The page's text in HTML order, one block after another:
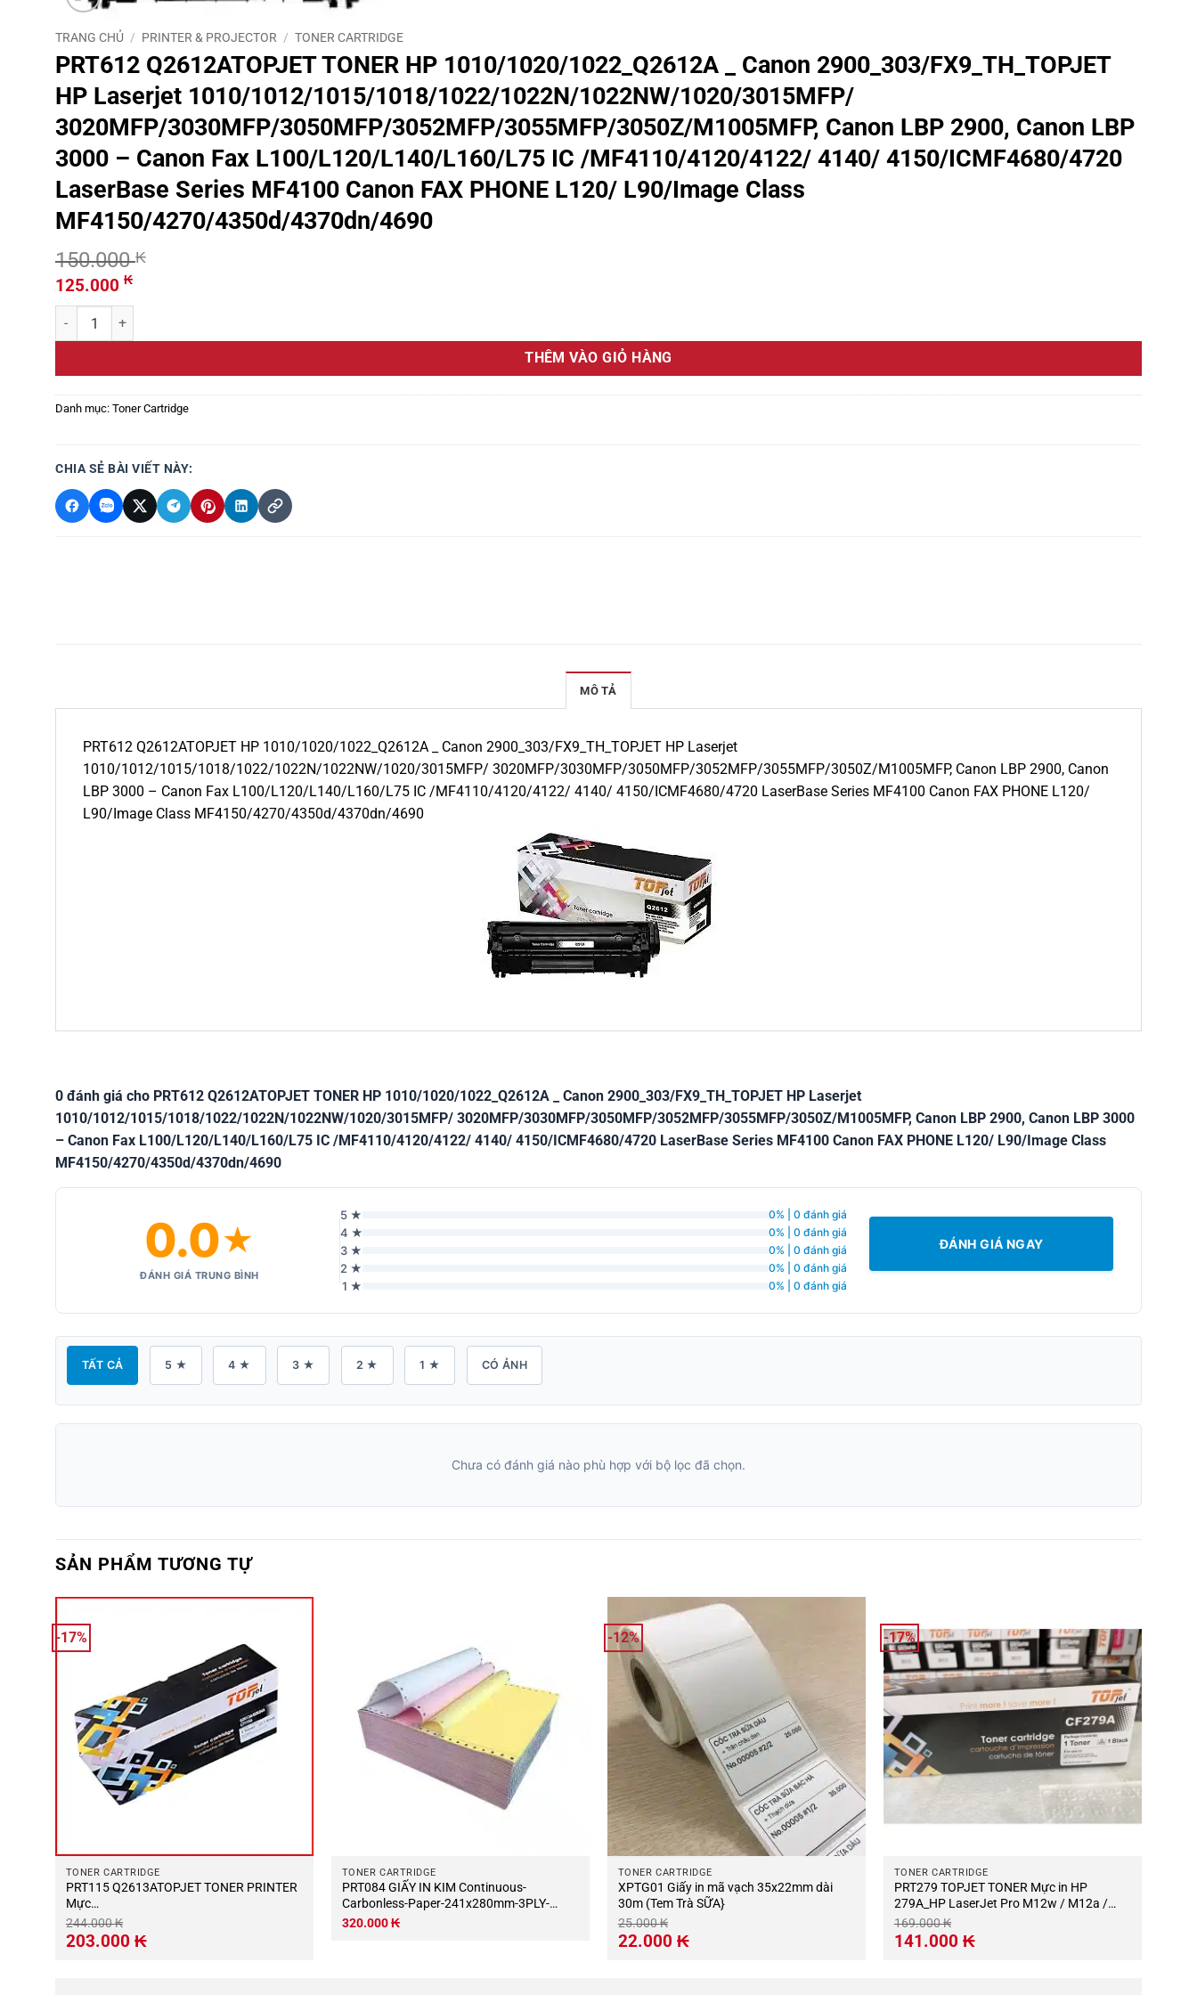
TRANG CHỦ / PRINTER & PROJECTOR / TONER CARTRIDGE
PRT612 Q2612ATOPJET TONER HP 1010/1020/1022_Q2612A _ Canon 2900_303/FX9_TH_TOPJET
HP Laserjet 1010/1012/1015/1018/1022/1022N/1022NW/1020/3015MFP/
3020MFP/3030MFP/3050MFP/3052MFP/3055MFP/3050Z/M1005MFP, Canon LBP 2900, Canon LBP
3000 – Canon Fax L100/L120/L140/L160/L75 IC /MF4110/4120/4122/ 4140/ 4150/ICMF4680/4720
LaserBase Series MF4100 Canon FAX PHONE L120/ L90/Image Class
MF4150/4270/4350d/4370dn/4690
150.000₭
Giá
gốc
là:
150.000 ₭.
125.000 ₭Giá
hiện
là:
PRT612 Q2612ATOPJET TONER HP 1010/1020/1022_Q2612A _ Canon 2900_303/FX9_TH_TOPJET HP Laserjet 1010/1012/1015/1018/1022/1022N/1022NW/1020/3015MFP/ 3020MFP/3030MFP/
THÊM VÀO GIỎ HÀNG
Danh mục: Toner Cartridge
CHIA SẺ BÀI VIẾT NÀY:
MÔ TẢ
PRT612 Q2612ATOPJET HP 1010/1020/1022_Q2612A _ Canon 2900_303/FX9_TH_TOPJET HP Laserjet
1010/1012/1015/1018/1022/1022N/1022NW/1020/3015MFP/ 3020MFP/3030MFP/3050MFP/3052MFP/3055MFP/3050Z/M1005MFP, Canon LBP 2900, Canon
LBP 3000 – Canon Fax L100/L120/L140/L160/L75 IC /MF4110/4120/4122/ 4140/ 4150/ICMF4680/4720 LaserBase Series MF4100 Canon FAX PHONE L120/
L90/Image Class MF4150/4270/4350d/4370dn/4690
0 đánh giá cho PRT612 Q2612ATOPJET TONER HP 1010/1020/1022_Q2612A _ Canon 2900_303/FX9_TH_TOPJET HP Laserjet
1010/1012/1015/1018/1022/1022N/1022NW/1020/3015MFP/ 3020MFP/3030MFP/3050MFP/3052MFP/3055MFP/3050Z/M1005MFP, Canon LBP 2900, Canon LBP 3000
– Canon Fax L100/L120/L140/L160/L75 IC /MF4110/4120/4122/ 4140/ 4150/ICMF4680/4720 LaserBase Series MF4100 Canon FAX PHONE L120/ L90/Image Class
MF4150/4270/4350d/4370dn/4690
0.0★
ĐÁNH GIÁ TRUNG BÌNH
5 ★ 0% | 0 đánh giá
4 ★ 0% | 0 đánh giá
3 ★ 0% | 0 đánh giá
2 ★ 0% | 0 đánh giá
1 ★ 0% | 0 đánh giá
ĐÁNH GIÁ NGAY
TẤT CẢ 5 ★ 4 ★ 3 ★ 2 ★ 1 ★ CÓ ẢNH
Chưa có đánh giá nào phù hợp với bộ lọc đã chọn.
SẢN PHẨM TƯƠNG TỰ
-17%
TONER CARTRIDGE
PRT115 Q2613ATOPJET TONER PRINTER
Mực
Q2613A/2624A/C7115A/1000/1200/1220/1300
TH TOPJET
244.000₭
Giá
gốc
203.000 ₭Giá
hiện
TONER CARTRIDGE
PRT084 GIẤY IN KIM Continuous-
Carbonless-Paper-241x280mm-3PLY-
800set
320.000₭
-12%
TONER CARTRIDGE
XPTG01 Giấy in mã vạch 35x22mm dài
30m (Tem Trà SỮA}
25.000₭
Giá
gốc
22.000 ₭Giá
hiện
-17%
TONER CARTRIDGE
PRT279 TOPJET TONER Mực in HP
279A_HP LaserJet Pro M12w / M12a /
M26a / M26nw
169.000₭
Giá
gốc
141.000 ₭Giá
hiện